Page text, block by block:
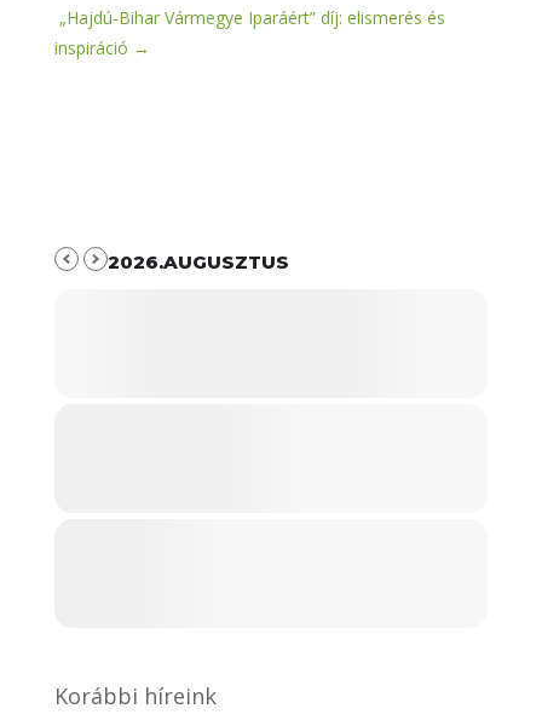
„Hajdú-Bihar Vármegye Iparáért” díj: elismerés és
inspiráció →
2026.AUGUSZTUS
Korábbi híreink